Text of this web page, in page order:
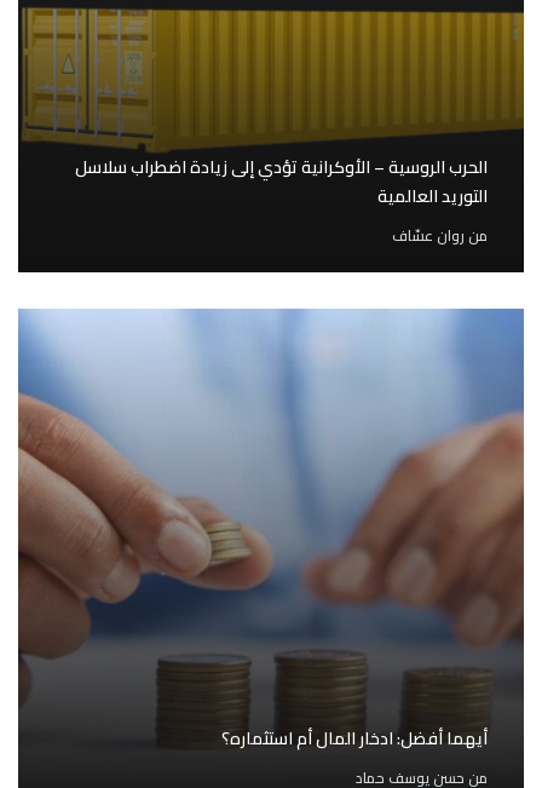
الحرب الروسية – الأوكرانية تؤدي إلى زيادة اضطراب سلاسل
التوريد العالمية
من روان عسّاف
أيهما أفضل: ادخار المال أم استثماره؟
من حسن يوسف حماد